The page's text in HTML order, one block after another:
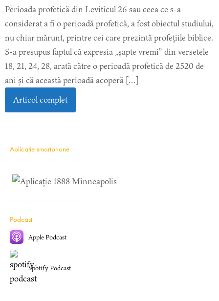
Perioada profetică din Leviticul 26 sau ceea ce s-a
considerat a fi o perioadă profetică, a fost obiectul studiului,
nu chiar mărunt, printre cei care prezintă profețiile biblice.
S-a presupus faptul că expresia „șapte vremi” din versetele
18, 21, 24, 28, arată către o perioadă profetică de 2520 de
ani și că această perioadă acoperă […]
Articol complet
Aplicație smartphone
Podcast
Apple Podcast
Spotify Podcast